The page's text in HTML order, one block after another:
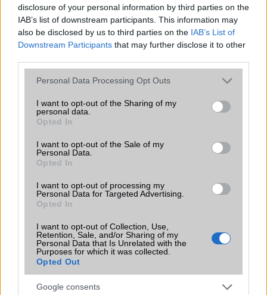
disclosure of your personal information by third parties on the
IAB’s list of downstream participants. This information may
also be disclosed by us to third parties on the IAB’s List of
Downstream Participants that may further disclose it to other
Please note that this website/app uses one or more Google
not limited to your visit or usage behaviour. You may click to
grant or deny consent to Google and its third-party tags to
use your data for below specified purposes in below Google
consent section.
Personal Data Processing Opt Outs
I want to opt-out of the Sharing of my
personal data.
Opted In
I want to opt-out of the Sale of my
Personal Data.
Opted In
I want to opt-out of processing my
Personal Data for Targeted Advertising.
Opted In
I want to opt-out of Collection, Use,
Retention, Sale, and/or Sharing of my
Personal Data that Is Unrelated with the
Purposes for which it was collected.
Opted Out
Google consents
267.000 Ft (új)
Mely telefonok támogatják az eSIM-et
2025-ben, és hogyan aktiválhatod
egyszerűen a Yesim.app-al
2025.11.10
Fedezd fel, mely eSIM kompatibilis telefonok működnek
2025-ben, miért éri meg váltani virtuális SIM kártyára, és
hogyan aktiválhatod pillanatok alatt a Yesim.app
segítségével – 10% kedvezménnyel a YETELGURU10
A Galaxy AI új szintre lép: a Galaxy Z
hanem teljes AI-ökoszisztémát hoz
2026.07.23| Phone Arena
A Samsung és a Google közösen alakítják át a mobilos
mesterséges intelligencia jövőjét: a Gemini több mint 40
alkalmazással képes automatizált feladatokat végezni,
megérkezik a Gemini Notebook, és az AI már az órákon,